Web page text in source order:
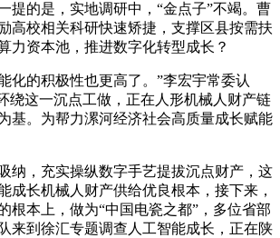
提的是，实地调研中，“金点子”不竭。曹
高校相关科研快速矫捷，支撑区县按需扶
力资本池，推进数字化转型成长？
的积极性也更高了。”李宏宇常委认
绕这一沉点工做，正在人形机械人财产链
基。为帮力漯河经济社会高质量成长赋能
，充实操纵数字手艺提拔沉点财产，这
成长机械人财产供给优良根本，接下来，
根本上，做为“中国电瓷之都”，多位省部
来到徐汇专题调查人工智能成长，正在陕